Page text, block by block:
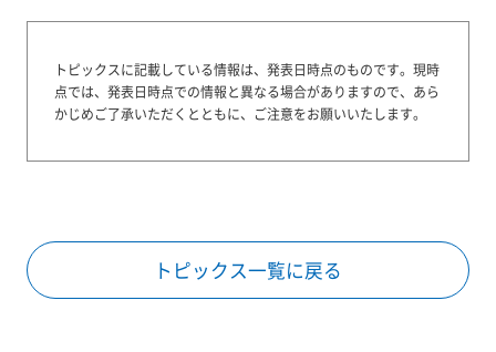
トピックスに記載している情報は、発表日時点のものです。 現時
点では、発表日時点での情報と異なる場合がありますので、あら
かじめご了承いただくとともに、ご注意をお願いいたします。
トピックス一覧に戻る